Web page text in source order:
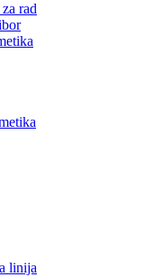
rad
linija